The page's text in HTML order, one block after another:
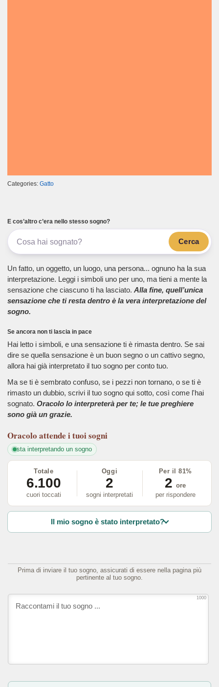
Categories: Gatto
E cos’altro c’era nello stesso sogno?
Cerca
Un fatto, un oggetto, un luogo, una persona... ognuno ha la sua
interpretazione. Leggi i simboli uno per uno, ma tieni a mente la
sensazione che ciascuno ti ha lasciato. Alla fine, quell’unica
sensazione che ti resta dentro è la vera interpretazione del
sogno.
Se ancora non ti lascia in pace
Hai letto i simboli, e una sensazione ti è rimasta dentro. Se sai
dire se quella sensazione è un buon segno o un cattivo segno,
allora hai già interpretato il tuo sogno per conto tuo.
Ma se ti è sembrato confuso, se i pezzi non tornano, o se ti è
rimasto un dubbio, scrivi il tuo sogno qui sotto, così come l'hai
sognato. Oracolo lo interpreterà per te; le tue preghiere
sono già un grazie.
Oracolo attende i tuoi sogni
sta interpretando un sogno
Totale
6.100
cuori toccati
Oggi
2
sogni interpretati
Per il 81%
2 ore
per rispondere
Il mio sogno è stato interpretato?
Prima di inviare il tuo sogno, assicurati di essere nella pagina più
pertinente al tuo sogno.
1000